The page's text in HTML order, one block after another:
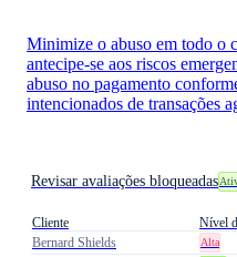
Minimize o abuso em todo o
antecipe-se aos riscos
abuso no pagamento
intencionados de transações
Revisar avaliações bloqueadas
Cliente​ Nível​
Bernard Shields
Alta